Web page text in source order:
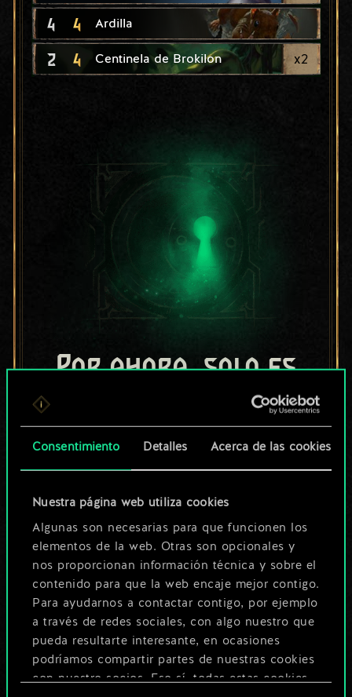
Consentimiento Detalles Acerca de las cookies
Nuestra página web utiliza cookies
Algunas son necesarias para que funcionen los
elementos de la web. Otras son opcionales y
nos proporcionan información técnica y sobre el
contenido para que la web encaje mejor contigo.
Para ayudarnos a contactar contigo, por ejemplo
a través de redes sociales, con algo nuestro que
pueda resultarte interesante, en ocasiones
podríamos compartir partes de nuestras cookies
con nuestro socios. Eso sí, todas estas cookies
4 4 Ardilla
2 4 Centinela de Brokilon x2
Por ahora, solo es
un conjunto de
cartas compartido.
¡Pero puede llegar a
ser mucho más!
Poner nombre a esta baraja y crear
una guía
O